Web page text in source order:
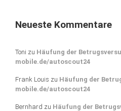
Neueste Kommentare
Toni zu Häufung der
mobile.de/autoscout24
Frank Louis zu Häufung der
mobile.de/autoscout24
Bernhard zu Häufung der